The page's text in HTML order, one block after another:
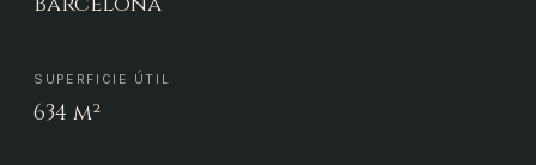
SUPERFICIE ÚTIL
634 m²